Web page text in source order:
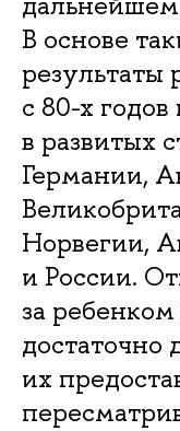
В основе
результаты
с 80-х
в развитых
Германии,
Норвегии,
и России.
за
достаточно
их